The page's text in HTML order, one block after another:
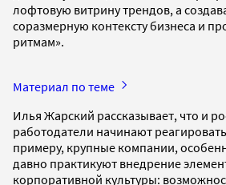
лофтовую витрину трендов, а
соразмерную контексту бизнеса и
ритмам».
Материал по теме
Илья Жарский рассказывает, что и
работодатели начинают
примеру, крупные компании,
давно практикуют внедрение
корпоративной культуры: